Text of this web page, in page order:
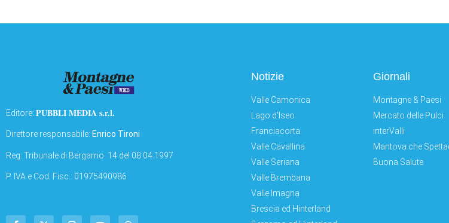
Editore: PUBBLI MEDIA s.r.l.
Direttore responsabile: Enrico Tironi
Reg: Tribunale di Bergamo: 14 del 08.04.1997
P. IVA e Cod. Fisc.: 01975490986
Notizie
Valle Camonica
Lago d'Iseo
Franciacorta
Valle Cavallina
Valle Seriana
Valle Brembana
Valle Imagna
Brescia ed Hinterland
Giornali
Montagne & Paesi
Mercato delle Pulci
interValli
Mantova che
Buona Salute